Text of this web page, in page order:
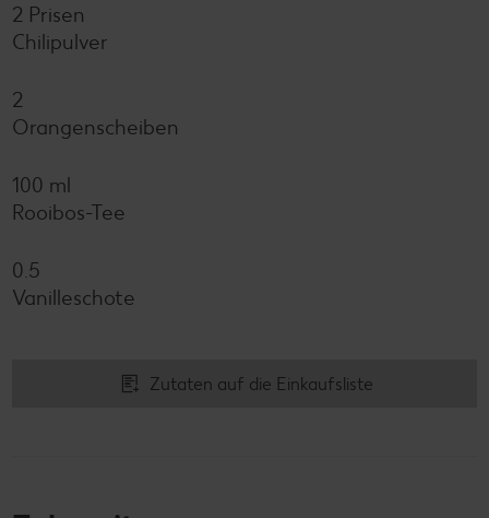
2 Prisen
Chilipulver
2
Orangenscheiben
100 ml
Rooibos-Tee
0.5
Vanilleschote
Zutaten auf die Einkaufsliste